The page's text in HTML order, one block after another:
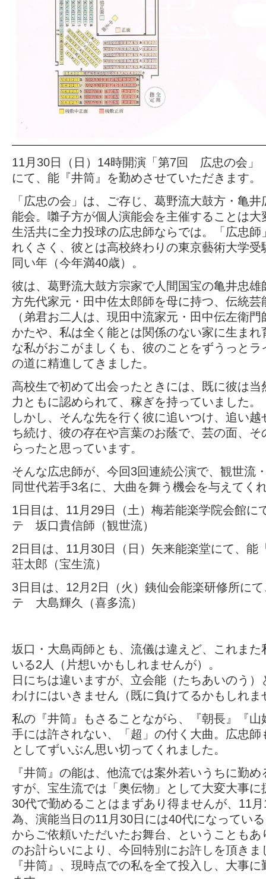
11月30日（日）14時開演「第7回 広忠の会」
にて、能『井筒』を勤めさせていただきます。
「広忠の会」は、ご存じ、葛野流大鼓方・亀
能会。囃子方が個人演能会を主催することは大
生活共に全力投球の広忠師ならでは。「広忠師
れくさく、彼とは高校終わりの東京藝術大学
同い年（今年満40歳）。
彼は、葛野流大鼓方宗家で人間国宝の亀井忠雄
方先代家元・田中佐太郎師を母に持つ、伝統芸
（弟君お二人は、現田中流家元・田中伝左衛
かたや、私は全く能とは関係のない家に生ま
な私がおこがましくも、彼のことをずうっと
の道に精進してきました。
高校生で初めて出会ったときには、既に彼は
力ともに認められて、稼ぎを持っていました。
しかし、そんな先を行く彼に追いつけ、追い
ち続け、彼の存在や言葉のお蔭で、芸の面、
らったと思っています。
そんな広忠師が、今回3回連続公演で、観世流
同世代若手3名に、大曲を舞う機会を与えてく
1日目は、11月29日（土）梅若能楽学院会館に
テ 坂口貴信師（観世流）
2日目は、11月30日（日）矢来能楽堂にて、
荘太郎（宝生流）
3日目は、12月2日（火）銕仙会能楽研修所に
テ 大島輝久（喜多流）
坂口・大島両師とも、流儀は違えど、これまた
いる2人（片想いかもしれませんが）。
日にちは違いますが、立会能（たちあいのう
わけにはいきません（既に負けてるかもしれま
私の『井筒』もさることながら、『朝長』『山
手には許されない、「超」の付く大曲。広忠師
としてずいぶん思い切ってくれました。
『井筒』の能は、他流では案外若いうちに勤
すが、宝生流では「奥伝物」として大変大事に
30代で勤めることはまずあり得ませんが、11
為、演能当日の11月30日には40代になってい
からご依頼いただいたお舞台、ということも
のお計らいにより、今回特別にお許しを頂きま
『井筒』、現時点での私を全て投入し、大事